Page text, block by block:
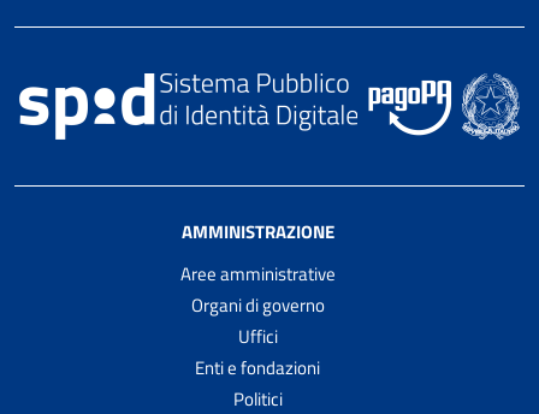
AMMINISTRAZIONE
Aree amministrative
Organi di governo
Uffici
Enti e fondazioni
Politici